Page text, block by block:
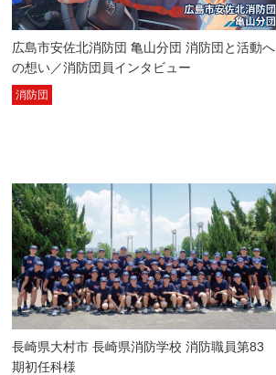
広島市安佐北消防団 亀山分団 消防団と活動へ
の想い／消防団員インタビュー
消防団
長崎県大村市 長崎県消防学校 消防職員第83
期初任科様